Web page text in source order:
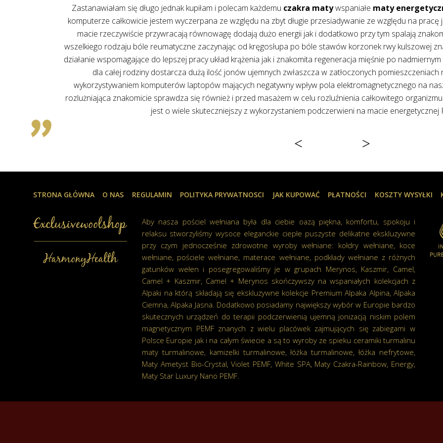
czakra matywspaniałe maty energetyczne RAINBOW CRYSTALpracuję dużo przy
na zbyt długie przesiadywanie ze względu na pracę jaką wykonuję przy komputerze zabiegi na tej
dużo energii jak i dodatkowo przy tym spalają znakomicie tkankę tłuszczową niwelując przy tym
kręgosłupa po bóle stawów korzonek rwy kulszowej znakomite oczyszczające działanie na organizm
jak i znakomita regeneracja mięśnie po nadmiernym wysiłku czy przeciążeniach wspaniały produkt
ujemnych zwłaszcza w zatłoczonych pomieszczeniach naszpikowanych właśnie nadmiernym
negatywny wpływ pola elektromagnetycznego na nasz organizm wspaniała terapia wyciszająco-
masażem w celu rozluźnienia całkowitego organizmu posiadam matę do masażu i widzę że masaż
z wykorzystaniem podczerwieni na macie energetycznej RAINBOW CRYSTAL.
< >
STRONA GŁÓWNA O NAS REGULAMIN POLITYKA PRYWATNOSCI JAK KUPOWAĆ PŁATNOŚCI KOSZTY WYSYŁKI
Aby nasza pościel wełniana była dla ciebie oazą piękna, komfortu, spokoju i
relaksu stworzyliśmy wysoce eleganckie ciepłe puszyste delikatne ekskluzywne
przy czym jednocześnie zdrowotne wyroby wełniane: kołdry wełniane, koce
wełniane, pościele wełniane, materace wełniane, podkłady wełniane z różnych
gatunków wełen i posegregowaliśmy je w grupach Merynos, Kaszmir, Camel,
Camel + Kaszmir, Camel + Merynos skończywszy na wspaniałych kolekcjach z
Alpaki na którą składają się ekskluzywne kolekcje Premium Alpaka Alpina, Alpaka
Ciemna, Alpaka Jasna. Dodatkowo posiadamy największy wybór w Europie bardzo
skutecznych urządzeń do terapii podczerwienią ujemną jonizacją niskim polem
magnetycznym PEMF znanych z wielu placówek zajmujących się zabiegami w
Polsce Europie jak i na całym świecie a są to wyroby ze spieku ceramiki turmalinu
maty turmalinowe, kamizelki turmalinowe, łóżka turmalinowe, łóżka nefrytowe,
Maty Ametyst Bio-Crystal, Violet PEMF, White SPA, Maty Czakra-Rainbow, Energy,
Maty Star Luxury Nano PEMF.